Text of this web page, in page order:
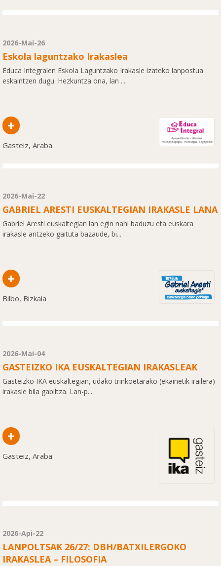
2026-Mai-26
Eskola laguntzako Irakaslea
Educa Integralen Eskola Laguntzako Irakasle izateko lanpostua
eskaintzen dugu. Hezkuntza ona, lan ...
+
Gasteiz, Araba
2026-Mai-22
GABRIEL ARESTI EUSKALTEGIAN IRAKASLE LANA
Gabriel Aresti euskaltegian lan egin nahi baduzu eta euskara
irakasle aritzeko gaituta bazaude, bi...
+
Bilbo, Bizkaia
2026-Mai-04
GASTEIZKO IKA EUSKALTEGIAN IRAKASLEAK
Gasteizko IKA euskaltegian, udako trinkoetarako (ekainetik irailera)
irakasle bila gabiltza. Lan-p...
+
Gasteiz, Araba
2026-Api-22
LANPOLTSAK 26/27: DBH/BATXILERGOKO
IRAKASLEA – FILOSOFIA